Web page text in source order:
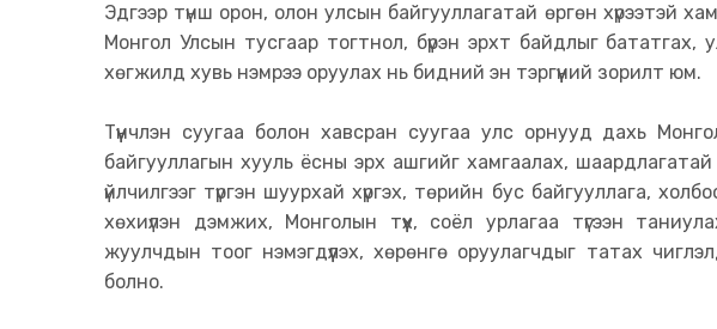
Эдгээр түнш орон, олон улсын байгууллагатай өргөн хүрээтэй
Монгол Улсын тусгаар тогтнол, бүрэн эрхт байдлыг
хөгжилд хувь нэмрээ оруулах нь бидний эн тэргүүний зорилт юм.
Түүнчлэн суугаа болон хавсран суугаа улс орнууд дахь
байгууллагын хууль ёсны эрх ашгийг хамгаалах, шаардлагатай
үйлчилгээг түргэн шуурхай хүргэх, төрийн бус байгууллага,
хөхиүлэн дэмжих, Монголын түүх, соёл урлагаа түгээн
жуулчдын тоог нэмэгдүүлэх, хөрөнгө оруулагчдыг татах
болно.